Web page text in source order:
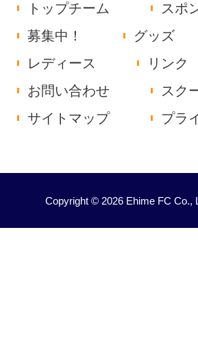
トップチーム
スポ
募集中！
グッズ
レディース
リンク
お問い合わせ
スク
サイトマップ
プラ
Copyright © 2026 Ehime FC Co.,